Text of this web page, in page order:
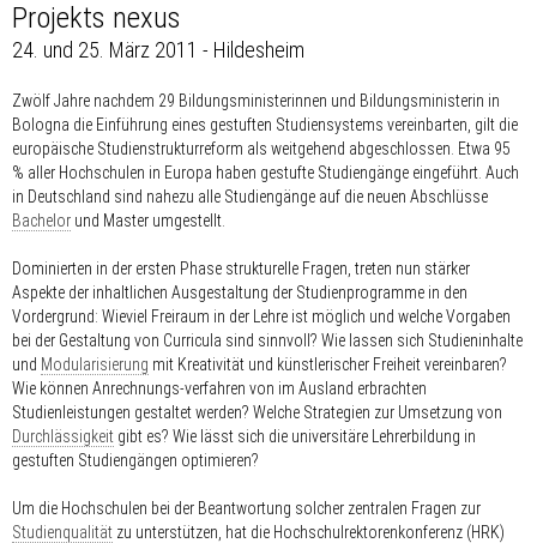
Projekts nexus
24. und 25. März 2011 - Hildesheim
Zwölf Jahre nachdem 29 Bildungsministerinnen und Bildungsministerin in
Bologna die Einführung eines gestuften Studiensystems vereinbarten, gilt die
europäische Studienstrukturreform als weitgehend abgeschlossen. Etwa 95
% aller Hochschulen in Europa haben gestufte Studiengänge eingeführt. Auch
in Deutschland sind nahezu alle Studiengänge auf die neuen Abschlüsse
Bachelor und Master umgestellt.
Dominierten in der ersten Phase strukturelle Fragen, treten nun stärker
Aspekte der inhaltlichen Ausgestaltung der Studienprogramme in den
Vordergrund: Wieviel Freiraum in der Lehre ist möglich und welche Vorgaben
bei der Gestaltung von Curricula sind sinnvoll? Wie lassen sich Studieninhalte
und Modularisierung mit Kreativität und künstlerischer Freiheit vereinbaren?
Wie können Anrechnungs-verfahren von im Ausland erbrachten
Studienleistungen gestaltet werden? Welche Strategien zur Umsetzung von
Durchlässigkeit gibt es? Wie lässt sich die universitäre Lehrerbildung in
gestuften Studiengängen optimieren?
Um die Hochschulen bei der Beantwortung solcher zentralen Fragen zur
Studienqualität zu unterstützen, hat die Hochschulrektorenkonferenz (HRK)